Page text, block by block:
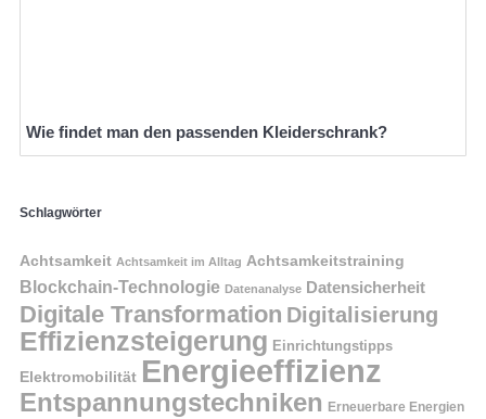
Wie findet man den passenden Kleiderschrank?
Schlagwörter
Achtsamkeit Achtsamkeit im Alltag Achtsamkeitstraining
Blockchain-Technologie Datenanalyse Datensicherheit
Digitale Transformation Digitalisierung
Effizienzsteigerung Einrichtungstipps
Elektromobilität Energieeffizienz
Entspannungstechniken Erneuerbare Energien